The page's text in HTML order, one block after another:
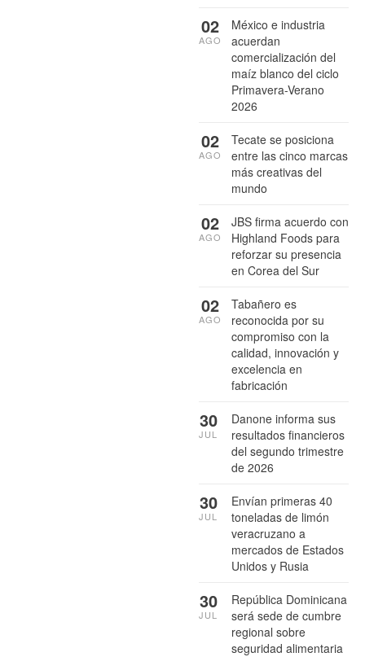
México e industria
acuerdan
comercialización del
maíz blanco del ciclo
Primavera-Verano
2026
02
AGO
Tecate se posiciona
entre las cinco marcas
más creativas del
mundo
02
AGO
JBS firma acuerdo con
Highland Foods para
reforzar su presencia
en Corea del Sur
02
AGO
Tabañero es
reconocida por su
compromiso con la
calidad, innovación y
excelencia en
fabricación
02
AGO
Danone informa sus
resultados financieros
del segundo trimestre
de 2026
30
JUL
Envían primeras 40
toneladas de limón
veracruzano a
mercados de Estados
Unidos y Rusia
30
JUL
República Dominicana
será sede de cumbre
regional sobre
seguridad alimentaria
30
JUL